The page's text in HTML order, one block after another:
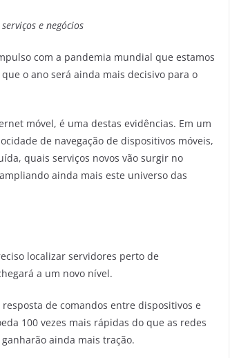
e negócios
com a pandemia mundial que estamos
o ano será ainda mais decisivo para o
móvel, é uma destas evidências. Em um
de navegação de dispositivos móveis,
quais serviços novos vão surgir no
ainda mais este universo das
localizar servidores perto de
a um novo nível.
de comandos entre dispositivos e
100 vezes mais rápidas do que as redes
ainda mais tração.